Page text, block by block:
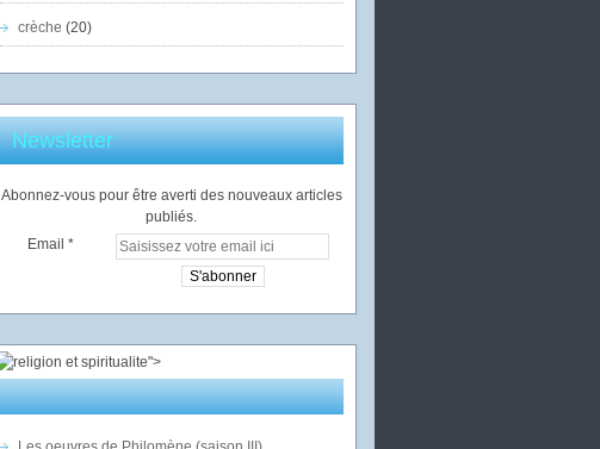
crèche (20)
Newsletter
Abonnez-vous pour être averti des nouveaux articles
publiés.
Email
">